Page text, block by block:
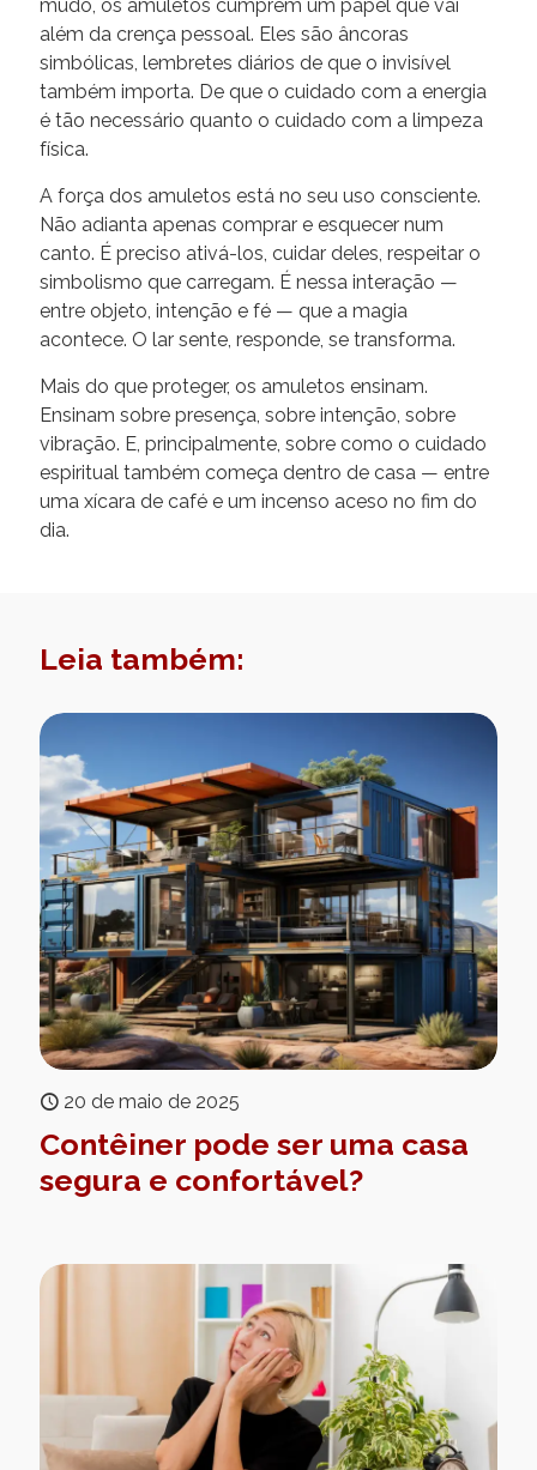
mudo, os amuletos cumprem um papel que vai
além da crença pessoal. Eles são âncoras
simbólicas, lembretes diários de que o invisível
também importa. De que o cuidado com a energia
é tão necessário quanto o cuidado com a limpeza
física.
A força dos amuletos está no seu uso consciente.
Não adianta apenas comprar e esquecer num
canto. É preciso ativá-los, cuidar deles, respeitar o
simbolismo que carregam. É nessa interação —
entre objeto, intenção e fé — que a magia
acontece. O lar sente, responde, se transforma.
Mais do que proteger, os amuletos ensinam.
Ensinam sobre presença, sobre intenção, sobre
vibração. E, principalmente, sobre como o cuidado
espiritual também começa dentro de casa — entre
uma xícara de café e um incenso aceso no fim do
dia.
Leia também:
20 de maio de 2025
Contêiner pode ser uma casa
segura e confortável?